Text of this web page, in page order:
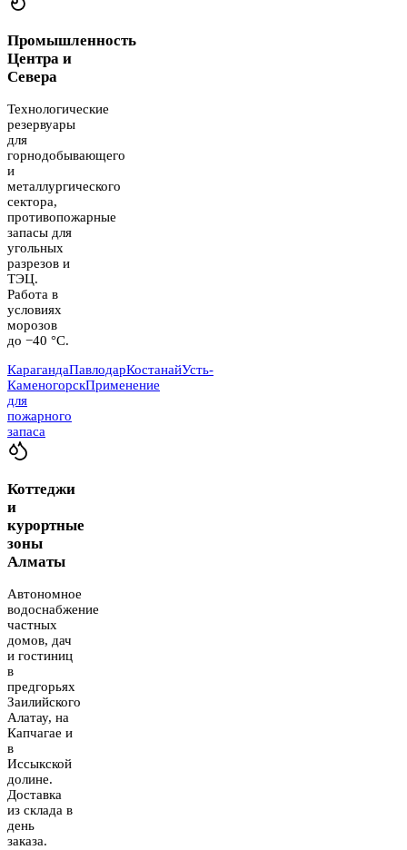
Промышленность
Центра и
Севера
Технологические
резервуары
для
горнодобывающего
и
металлургического
сектора,
противопожарные
запасы для
угольных
разрезов и
ТЭЦ.
Работа в
условиях
морозов
до −40 °C.
КарагандаПавлодарКостанайУсть-
КаменогорскПрименение
для
пожарного
запаса
Коттеджи
и
курортные
зоны
Алматы
Автономное
водоснабжение
частных
домов, дач
и гостиниц
в
предгорьях
Заилийского
Алатау, на
Капчагае и
в
Иссыкской
долине.
Доставка
из склада в
день
заказа.